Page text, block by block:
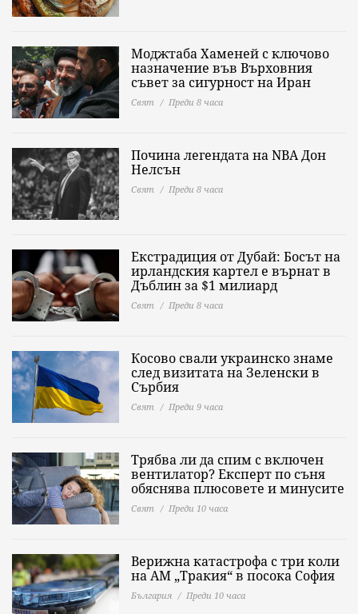
Моджтаба Хаменей с ключово
назначение във Върховния
съвет за сигурност на Иран
Свят Преди 8 часа
Почина легендата на NBA Дон
Нелсън
Свят Преди 8 часа
Екстрадиция от Дубай: Босът на
ирландския картел е върнат в
Дъблин за $1 милиард
Свят Преди 8 часа
Косово свали украинско знаме
след визитата на Зеленски в
Сърбия
Свят Преди 9 часа
Трябва ли да спим с включен
вентилатор? Експерт по съня
обяснява плюсовете и минусите
Свят Преди 10 часа
Верижна катастрофа с три коли
на АМ „Тракия“ в посока София
България Преди 10 часа